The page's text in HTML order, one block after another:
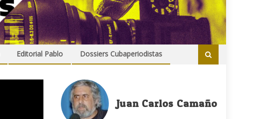
Editorial Pablo Dossiers Cubaperiodistas
Juan Carlos Camaño